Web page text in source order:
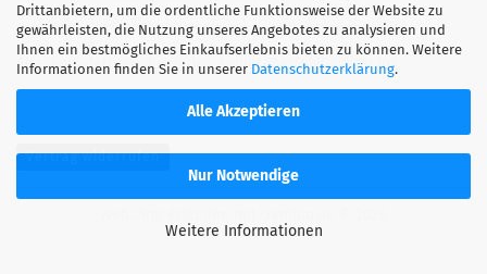
Drittanbietern, um die ordentliche Funktionsweise der Website zu
gewährleisten, die Nutzung unseres Angebotes zu analysieren und
Ihnen ein bestmögliches Einkaufserlebnis bieten zu können. Weitere
Informationen finden Sie in unserer Datenschutzerklärung.
Alle Akzeptieren
Nur Notwendige
Weitere Informationen
zurückzuschicken. Die Entsorgung der Altbatterien und
Altakkumulatoren durch den Anbieter erfolgt kostenlos.
Vertrag widerrufen